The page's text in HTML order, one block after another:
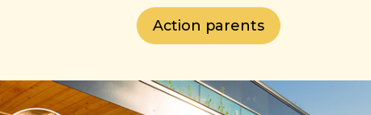
Action parents